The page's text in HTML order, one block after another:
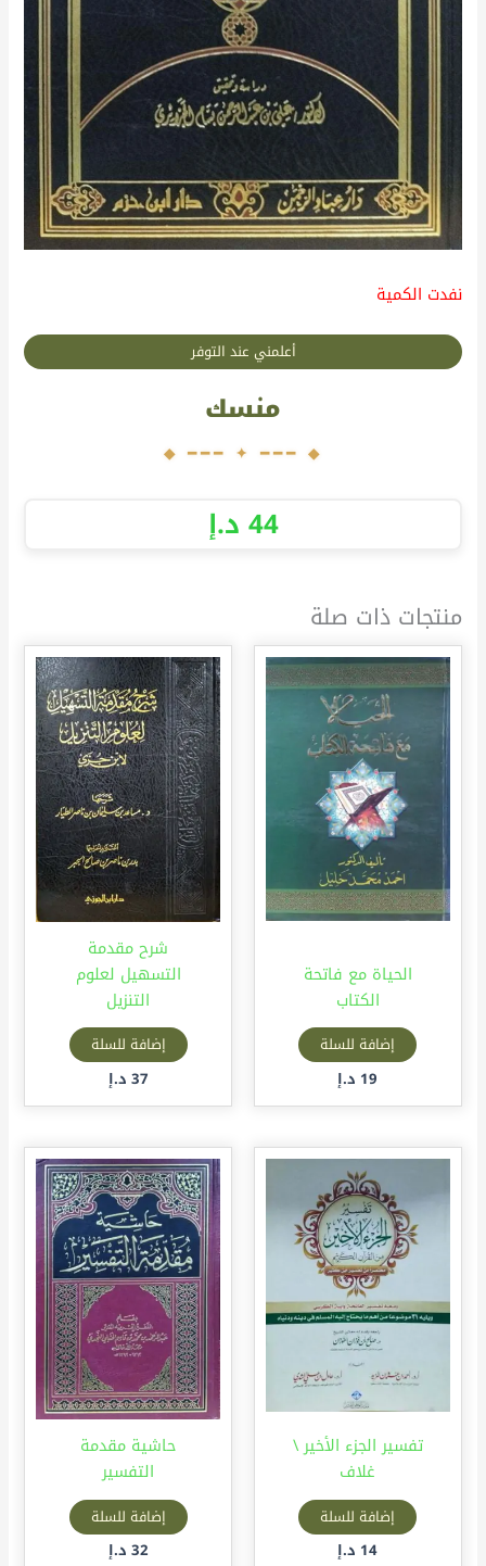
منسك
نفدت الكمية
أعلمني عند التوفر
44د.إ
منتجات ذات صلة
الحياة مع فاتحة
الكتاب
إضافة للسلة
19 د.إ
شرح مقدمة
التسهيل لعلوم
التنزيل
إضافة للسلة
37 د.إ
تفسير الجزء الأخير \
غلاف
إضافة للسلة
14 د.إ
حاشية مقدمة
التفسير
إضافة للسلة
32 د.إ